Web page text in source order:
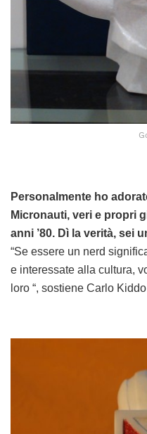
Personalmente ho
Micronauti, veri e propri
anni ’80. Dì la verità, sei
“Se essere un nerd
e interessate alla cultura,
loro “, sostiene Carlo